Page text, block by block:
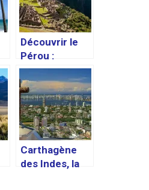
Découvrir le
Pérou :
conseils
pratiques et
recommandati
ons de voyage
Carthagène
des Indes, la